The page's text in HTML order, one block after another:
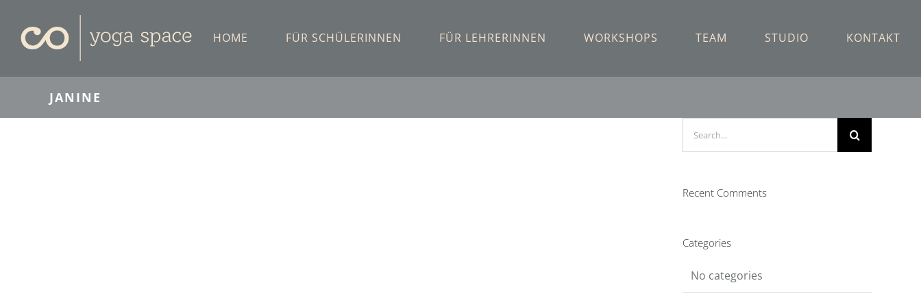
content
HOME FÜR SCHÜLERINNEN FÜR LEHRERINNEN WORKSHOPS TEAM STUDIO KONTAKT
JANINE
Recent Comments
Categories
No categories